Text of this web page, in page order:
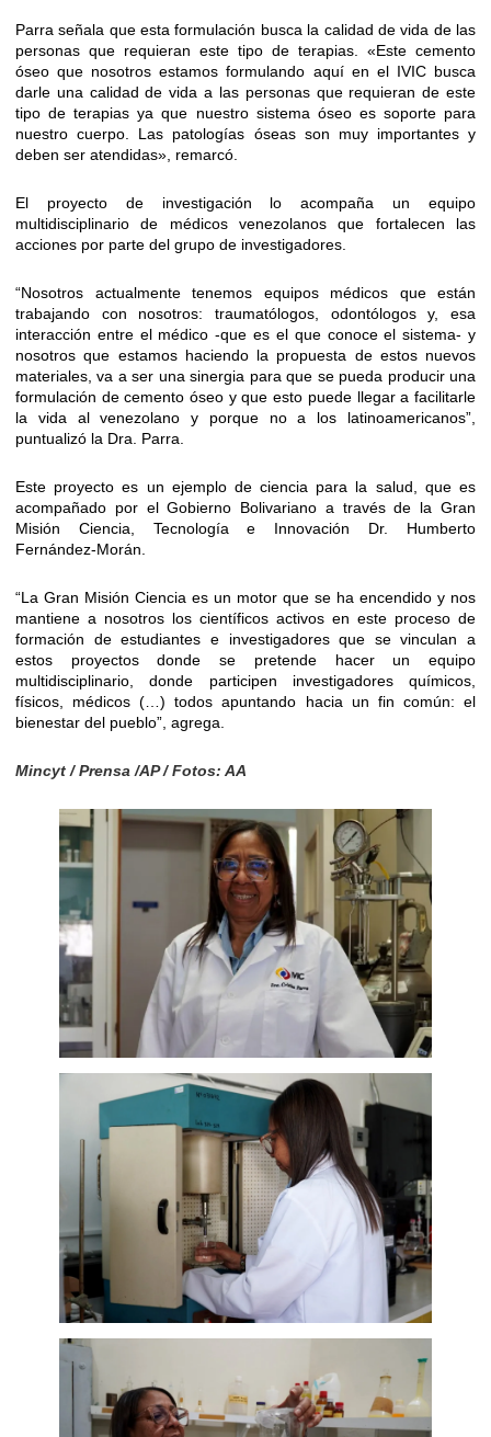
Parra señala que esta formulación busca la calidad de vida de las
personas que requieran este tipo de terapias. «Este cemento
óseo que nosotros estamos formulando aquí en el IVIC busca
darle una calidad de vida a las personas que requieran de este
tipo de terapias ya que nuestro sistema óseo es soporte para
nuestro cuerpo. Las patologías óseas son muy importantes y
deben ser atendidas», remarcó.
El proyecto de investigación lo acompaña un equipo
multidisciplinario de médicos venezolanos que fortalecen las
acciones por parte del grupo de investigadores.
“Nosotros actualmente tenemos equipos médicos que están
trabajando con nosotros: traumatólogos, odontólogos y, esa
interacción entre el médico -que es el que conoce el sistema- y
nosotros que estamos haciendo la propuesta de estos nuevos
materiales, va a ser una sinergia para que se pueda producir una
formulación de cemento óseo y que esto puede llegar a facilitarle
la vida al venezolano y porque no a los latinoamericanos”,
puntualizó la Dra. Parra.
Este proyecto es un ejemplo de ciencia para la salud, que es
acompañado por el Gobierno Bolivariano a través de la Gran
Misión Ciencia, Tecnología e Innovación Dr. Humberto
Fernández-Morán.
“La Gran Misión Ciencia es un motor que se ha encendido y nos
mantiene a nosotros los científicos activos en este proceso de
formación de estudiantes e investigadores que se vinculan a
estos proyectos donde se pretende hacer un equipo
multidisciplinario, donde participen investigadores químicos,
físicos, médicos (…) todos apuntando hacia un fin común: el
bienestar del pueblo”, agrega.
Mincyt / Prensa /AP / Fotos: AA